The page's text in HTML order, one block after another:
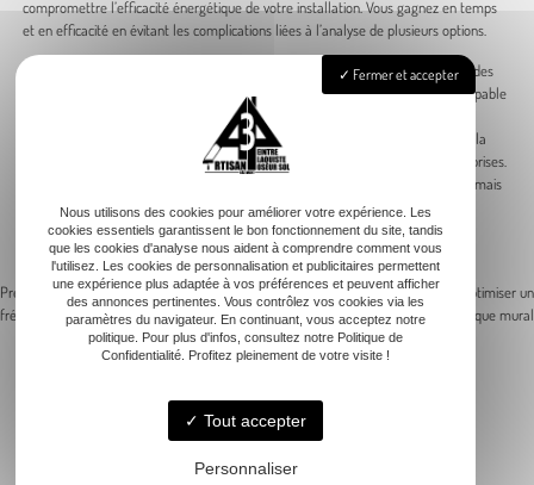
compromettre l’efficacité énergétique de votre installation. Vous gagnez en temps
et en efficacité en évitant les complications liées à l’analyse de plusieurs options.
Opter pour un seul spécialiste signifie également bénéficier d’un emploi réussi des
matériaux isolants les plus appropriés pour vos tuyaux. Le professionnel est capable
d’évaluer la meilleure méthode d’application en fonction de vos installations
spécifiques. Vous bénéficiez d’une garantie sur la qualité de l’installation et sur la
durabilité de l’isolation thermique, réduisant ainsi les risques de mauvaises surprises.
Ainsi, vous optimisez non seulement l’efficacité énergétique de votre système, mais
vous vous assurez également une tranquillité d’esprit durable. Le choix d’un
professionnel unique simplifie le processus tout en vous offrant la meilleure
performance possible.
Navigation
Previous:
Isoler maison : les erreurs
fréquentes à éviter
Next:Meilleurs matériaux pour optimiser un
placo phonique mural
Accueil
Fermer et accepter
Nous utilisons des cookies pour améliorer votre expérience. Les
cookies essentiels garantissent le bon fonctionnement du site, tandis
que les cookies d'analyse nous aident à comprendre comment vous
l'utilisez. Les cookies de personnalisation et publicitaires permettent
une expérience plus adaptée à vos préférences et peuvent afficher
des annonces pertinentes. Vous contrôlez vos cookies via les
paramètres du navigateur. En continuant, vous acceptez notre
politique. Pour plus d'infos, consultez notre Politique de
Confidentialité. Profitez pleinement de votre visite !
Tout accepter
Personnaliser